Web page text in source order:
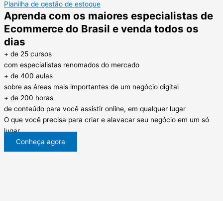
Planilha de gestão de estoque
Aprenda com os maiores especialistas de
Ecommerce do Brasil e venda todos os
dias
+ de 25 cursos
com especialistas renomados do mercado
+ de 400 aulas
sobre as áreas mais importantes de um negócio digital
+ de 200 horas
de conteúdo para você assistir online, em qualquer lugar
O que você precisa para criar e alavacar seu negócio em um só
lugar.
Conheça agora